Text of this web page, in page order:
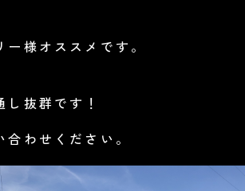
様オススメです。
抜群です！
わせください。